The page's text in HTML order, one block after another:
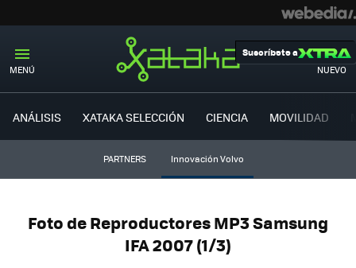
MENÚ NUEVO
Suscríbete a
ANÁLISIS XATAKA SELECCIÓN CIENCIA MOVILIDAD
PARTNERS Innovación Volvo
Foto de Reproductores MP3 Samsung
IFA 2007 (1/3)